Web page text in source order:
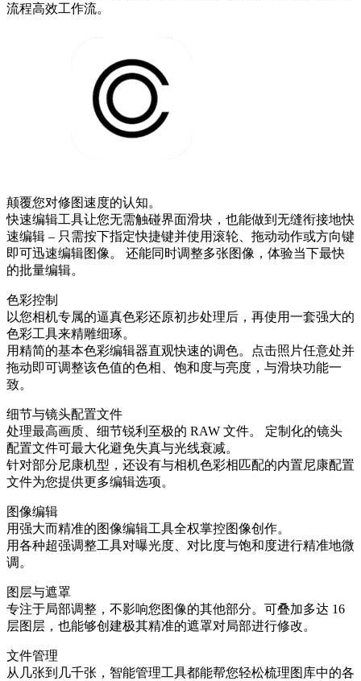
流程高效工作流。
颠覆您对修图速度的认知。
快速编辑工具让您无需触碰界面滑块，也能做到无缝衔接地快
速编辑 – 只需按下指定快捷键并使用滚轮、拖动动作或方向键
即可迅速编辑图像。 还能同时调整多张图像，体验当下最快
的批量编辑。
色彩控制
以您相机专属的逼真色彩还原初步处理后，再使用一套强大的
色彩工具来精雕细琢。
用精简的基本色彩编辑器直观快速的调色。点击照片任意处并
拖动即可调整该色值的色相、饱和度与亮度，与滑块功能一
致。
细节与镜头配置文件
处理最高画质、细节锐利至极的 RAW 文件。 定制化的镜头
配置文件可最大化避免失真与光线衰减。
针对部分尼康机型，还设有与相机色彩相匹配的内置尼康配置
文件为您提供更多编辑选项。
图像编辑
用强大而精准的图像编辑工具全权掌控图像创作。
用各种超强调整工具对曝光度、对比度与饱和度进行精准地微
调。
图层与遮罩
专注于局部调整，不影响您图像的其他部分。可叠加多达 16
层图层，也能够创建极其精准的遮罩对局部进行修改。
文件管理
从几张到几千张，智能管理工具都能帮您轻松梳理图库中的各